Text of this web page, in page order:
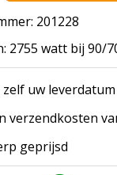
201228
2755 watt bij 90/
zelf uw leverdatum
verzendkosten
geprijsd